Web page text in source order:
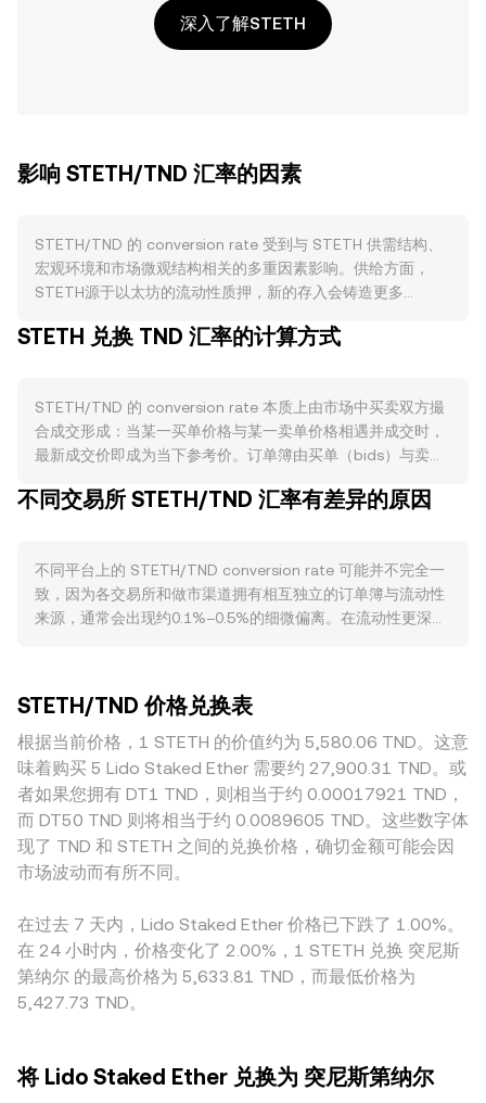
深入了解STETH
影响 STETH/TND 汇率的因素
STETH/TND 的 conversion rate 受到与 STETH 供需结构、
宏观环境和市场微观结构相关的多重因素影响。供给方面，
STETH源于以太坊的流动性质押，新的存入会铸造更多
有者余额，而提出（提现）通道开启后，用户可以将STETH兑
的治理参数与节点运营表现，都会改变净铸造与赎回压力，从
而影响对ETH的跟随度与短期价格偏离。需求层面，DeFi中对
STETH作为抵押物、流动性池（如与ETH或稳定币的池子）和
定价，当生态活动升温时，STETH的成交与流动性增加，价差
境以及利率变动通过风险资产定价链条影响加密资产表现。同
时，TND的强弱、外汇市场流动性与本地宏观因素会直接反映
到以TND计价的报价水平。监管方面，针对质押和流动性质押
而影响STETH的流动性与与ETH的价差。技术层面，永续合约
资金费率、ETH与STETH相关期权到期、链上大额地址调仓、
以及跨池流动性迁移，都会在短期内放大波动，叠加TND市场
自身的报价与流动性条件，最终共同塑造 STETH/TND 的即时
定价。
STETH 兑换 TND 汇率的计算方式
STETH/TND 的 conversion rate 本质上由市场中买卖双方撮
合成交形成：当某一买单价格与某一卖单价格相遇并成交时，
最新成交价即成为当下参考价。订单簿由买单（bids）与卖单
价与最优卖价的均值可视为中间价（mid-price），常被用作
Volume_i，以交易量更大的场所对综合价格影响更大。在简单
换算上，若给定 conversion rate，则以TND计价的价值可表
示为：TND Value = STETH Amount × rate；反之，STETH
市商的定价常由不变乘积模型 x × y = k 约束，其中池内两种资
产的储备量决定价格，价格近似为 y/x；当资金在池间流动或
单侧交易放大时，池子比例变化会立刻反映在链上价格上。综
合订单簿的最新成交、不同平台的VWAP，以及AMM池的链上
报价，最终形成被平台用于定价的 STETH/TND conversion
rate，并通过上述算式转换为具体的成交对价。
不同交易所 STETH/TND 汇率有差异的原因
不同平台上的 STETH/TND conversion rate 可能并不完全一
致，因为各交易所和做市渠道拥有相互独立的订单簿与流动性
来源，通常会出现约0.1%–0.5%的细微偏离。在流动性更深、
上/链下流动性联通程度影响，跨池套利的效率也不尽相同。地
理与监管差异亦会造成溢价或折价：接入TND的法币通道、当
地合规成本、入金与出金限制等，都可能导致以TND计价的报
价不同。许多场合STETH/TND的报价还间接受到USDT基差的
影响——因为部分路径实际先通过 STETH/USDT 或
ETH/USDT，再由 USDT/TND 侧的报价传导，USDT相对TND
出现轻微溢折价时，会叠加到最终的 STETH/TND 报价中。跨
平台套利者通过买低卖高在一定程度上缩小价差，但在网络与
会完全消失，从而导致各平台的 STETH/TND 报价在短时间内
仍可能存在差异。
STETH/TND 价格兑换表
根据当前价格，1 STETH 的价值约为 5,580.06 TND。这意
味着购买 5 Lido Staked Ether 需要约 27,900.31 TND。或
者如果您拥有 DT1 TND，则相当于约 0.00017921 TND，
而 DT50 TND 则将相当于约 0.0089605 TND。这些数字体
现了 TND 和 STETH 之间的兑换价格，确切金额可能会因
市场波动而有所不同。
在过去 7 天内，Lido Staked Ether 价格已下跌了 1.00%。
在 24 小时内，价格变化了 2.00%，1 STETH 兑换 突尼斯
第纳尔 的最高价格为 5,633.81 TND，而最低价格为
5,427.73 TND。
将 Lido Staked Ether 兑换为 突尼斯第纳尔